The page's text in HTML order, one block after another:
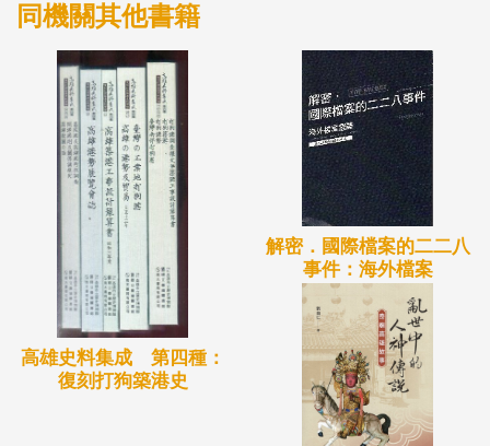
同機關其他書籍
高雄史料集成 第四種：
復刻打狗築港史
解密．國際檔案的二二八
事件：海外檔案